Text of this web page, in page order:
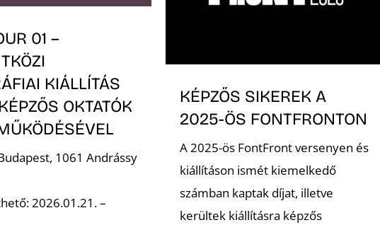
01 –
KIÁLLÍTÁS
OKTATÓK
1061 Andrássy
2026.01.21. –
KÉPZŐS SIKEREK A
2025-ÖS FONTFRONTON
A 2025-ös FontFront versenyen és
kiállításon ismét kiemelkedő
számban kaptak díjat, illetve
kerültek kiállításra képzős